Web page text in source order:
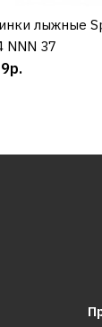
лыжные
NNN 37